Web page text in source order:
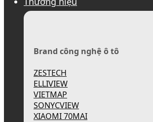
Brand công nghệ ô tô
ZESTECH
ELLIVIEW
VIETMAP
SONYCVIEW
XIAOMI 70MAI